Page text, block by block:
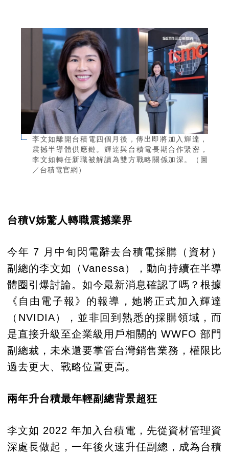
李文如離開台積電四個月後，傳出即將加入輝達，
震撼半導體供應鏈。輝達與台積電長期合作緊密，
李文如轉任新職被解讀為雙方戰略關係加深。（圖
／台積電官網）
台積V姊驚人轉職震撼業界
今年 7 月中旬閃電辭去台積電採購（資材）
副總的李文如（Vanessa），動向持續在半導
體圈引爆討論。如今最新消息確認了嗎？根據
《自由電子報》的報導，她將正式加入輝達
（NVIDIA），並非回到熟悉的採購領域，而
是直接升級至企業級用戶相關的 WWFO 部門
副總裁，未來還要掌管台灣銷售業務，權限比
過去更大、戰略位置更高。
兩年升台積最年輕副總背景超狂
李文如 2022 年加入台積電，先從資材管理資
深處長做起，一年後火速升任副總，成為台積